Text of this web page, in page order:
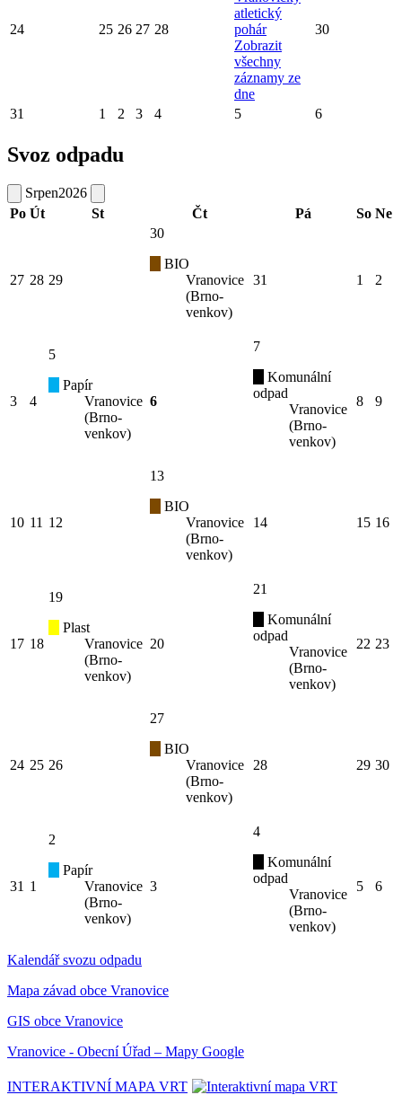
24 25 26 27 28
atletický
pohár
Zobrazit
všechny
záznamy ze
dne
30
31 1 2 3 4 5 6
Svoz odpadu
Srpen2026
Po Út St Čt Pá So Ne
27 28 29
30
BIO
Vranovice
(Brno-
venkov)
31 1 2
3 4
5
Papír
Vranovice
(Brno-
venkov)
6
7
Komunální
odpad
Vranovice
(Brno-
venkov)
8 9
10 11 12
13
BIO
Vranovice
(Brno-
venkov)
14 15 16
17 18
19
Plast
Vranovice
(Brno-
venkov)
20
21
Komunální
odpad
Vranovice
(Brno-
venkov)
22 23
24 25 26
27
BIO
Vranovice
(Brno-
venkov)
28 29 30
31 1
2
Papír
Vranovice
(Brno-
venkov)
3
4
Komunální
odpad
Vranovice
(Brno-
venkov)
5 6
Kalendář svozu odpadu
Mapa závad obce Vranovice
GIS obce Vranovice
Vranovice - Obecní Úřad – Mapy Google
INTERAKTIVNÍ MAPA VRT